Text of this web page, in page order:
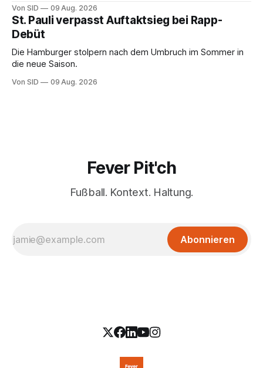
Von SID 09 Aug. 2026
St. Pauli verpasst Auftaktsieg bei Rapp-
Debüt
Die Hamburger stolpern nach dem Umbruch im Sommer in
die neue Saison.
Von SID 09 Aug. 2026
Fever Pit'ch
Fußball. Kontext. Haltung.
Abonnieren